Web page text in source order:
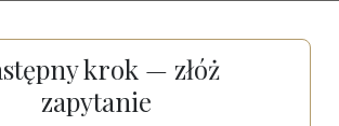
krok — złóż
zapytanie